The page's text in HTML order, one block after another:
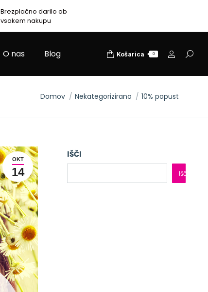
Brezplačno darilo ob
vsakem nakupu
O nas Blog Košarica 0
You are here:
Domov Nekategorizirano 10% popust
OKT
14
IŠČI
Išči